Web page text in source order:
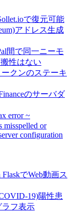
で復元可能
アドレス生成
間で同一ニーモ
性はない
ークンのステーキ
のサーバダ
error ~
misspelled or
configuration
でWeb動画ス
19)陽性患
ラフ表示